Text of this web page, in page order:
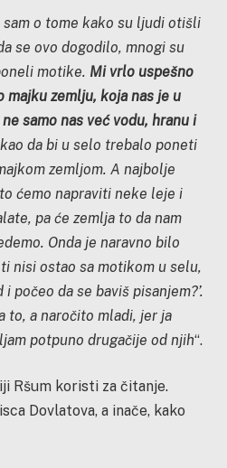
o tome kako su ljudi otišli
se ovo dogodilo, mnogi su
motike. Mi vrlo uspešno
majku zemlju, koja nas je u
samo nas već vodu, hranu i
da bi u selo trebalo poneti
zemljom. A najbolje
ćemo napraviti neke leje i
pa će zemlja to da nam
Onda je naravno bilo
nisi ostao sa motikom u selu,
počeo da se baviš pisanjem?’.
to, a naročito mladi, jer ja
potpuno drugačije od njih“.
Ršum koristi za čitanje.
Dovlatova, a inače, kako